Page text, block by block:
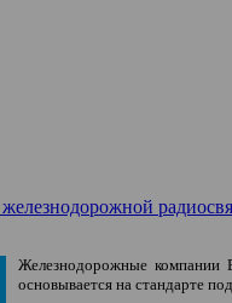
Железнодорожные компании
основывается на стандарте